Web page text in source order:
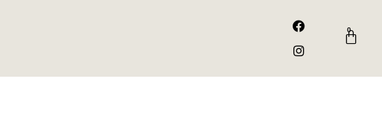
F
a
c
e
o
I
n
s
t
g
0
Kurv